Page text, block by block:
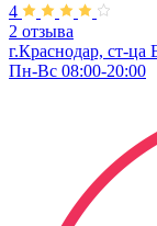
4
2 отзыва
г.Краснодар, ст-ца
Пн-Вс 08:00-20:00